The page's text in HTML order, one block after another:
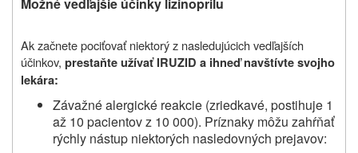
Ak začnete pociťovať niektorý z nasledujúcich vedľajších
účinkov, prestaňte užívať IRUZID a ihneď navštívte svojho
lekára:
Závažné alergické reakcie (zriedkavé, postihuje 1
až 10 pacientov z 10 000). Príznaky môžu zahŕňať
rýchly nástup niektorých nasledovných prejavov: